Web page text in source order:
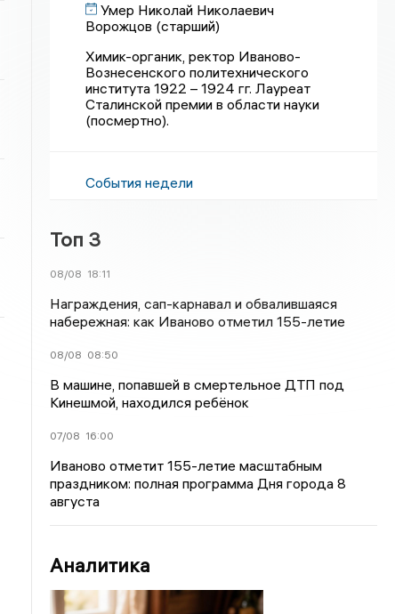
Умер Николай Николаевич
Ворожцов (старший)
Химик-органик, ректор Иваново-
Вознесенского политехнического
института 1922 – 1924 гг. Лауреат
Сталинской премии в области науки
(посмертно).
События недели
Топ 3
08/08 18:11
Награждения, сап-карнавал и обвалившаяся
набережная: как Иваново отметил 155-летие
08/08 08:50
В машине, попавшей в смертельное ДТП под
Кинешмой, находился ребёнок
07/08 16:00
Иваново отметит 155-летие масштабным
праздником: полная программа Дня города 8
августа
Аналитика